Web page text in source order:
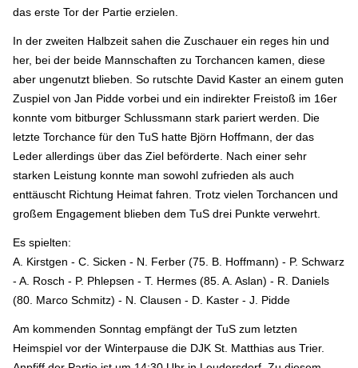
das erste Tor der Partie erzielen.
In der zweiten Halbzeit sahen die Zuschauer ein reges hin und
her, bei der beide Mannschaften zu Torchancen kamen, diese
aber ungenutzt blieben. So rutschte David Kaster an einem guten
Zuspiel von Jan Pidde vorbei und ein indirekter Freistoß im 16er
konnte vom bitburger Schlussmann stark pariert werden. Die
letzte Torchance für den TuS hatte Björn Hoffmann, der das
Leder allerdings über das Ziel beförderte. Nach einer sehr
starken Leistung konnte man sowohl zufrieden als auch
enttäuscht Richtung Heimat fahren. Trotz vielen Torchancen und
großem Engagement blieben dem TuS drei Punkte verwehrt.
Es spielten:
A. Kirstgen - C. Sicken - N. Ferber (75. B. Hoffmann) - P. Schwarz
- A. Rosch - P. Phlepsen - T. Hermes (85. A. Aslan) - R. Daniels
(80. Marco Schmitz) - N. Clausen - D. Kaster - J. Pidde
Am kommenden Sonntag empfängt der TuS zum letzten
Heimspiel vor der Winterpause die DJK St. Matthias aus Trier.